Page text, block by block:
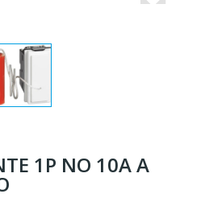
1P NO 10A A